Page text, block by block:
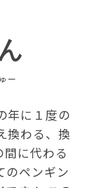
ー
年に１度の
換わる、換
に代わる
のペンギン